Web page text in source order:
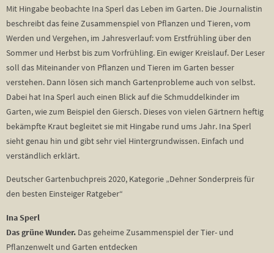
Mit Hingabe beobachte Ina Sperl das Leben im Garten. Die Journalistin
beschreibt das feine Zusammenspiel von Pflanzen und Tieren, vom
Werden und Vergehen, im Jahresverlauf: vom Erstfrühling über den
Sommer und Herbst bis zum Vorfrühling. Ein ewiger Kreislauf. Der Leser
soll das Miteinander von Pflanzen und Tieren im Garten besser
verstehen. Dann lösen sich manch Gartenprobleme auch von selbst.
Dabei hat Ina Sperl auch einen Blick auf die Schmuddelkinder im
Garten, wie zum Beispiel den Giersch. Dieses von vielen Gärtnern heftig
bekämpfte Kraut begleitet sie mit Hingabe rund ums Jahr. Ina Sperl
sieht genau hin und gibt sehr viel Hintergrundwissen. Einfach und
verständlich erklärt.
Deutscher Gartenbuchpreis 2020, Kategorie „Dehner Sonderpreis für
den besten Einsteiger Ratgeber“
Ina Sperl
Das grüne Wunder. Das geheime Zusammenspiel der Tier- und
Pflanzenwelt und Garten entdecken